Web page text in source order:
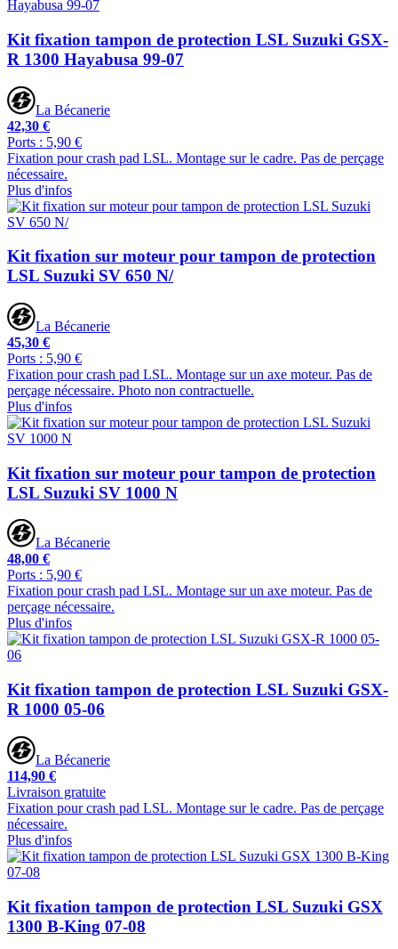
Kit fixation tampon de protection LSL Suzuki GSX-
R 1300 Hayabusa 99-07
La Bécanerie
42,30 €
Ports : 5,90 €
Fixation pour crash pad LSL. Montage sur le cadre. Pas de perçage
nécessaire.
Plus d'infos
Kit fixation sur moteur pour tampon de protection
LSL Suzuki SV 650 N/
La Bécanerie
45,30 €
Ports : 5,90 €
Fixation pour crash pad LSL. Montage sur un axe moteur. Pas de
perçage nécessaire. Photo non contractuelle.
Plus d'infos
Kit fixation sur moteur pour tampon de protection
LSL Suzuki SV 1000 N
La Bécanerie
48,00 €
Ports : 5,90 €
Fixation pour crash pad LSL. Montage sur un axe moteur. Pas de
perçage nécessaire.
Plus d'infos
Kit fixation tampon de protection LSL Suzuki GSX-
R 1000 05-06
La Bécanerie
114,90 €
Livraison gratuite
Fixation pour crash pad LSL. Montage sur le cadre. Pas de perçage
nécessaire.
Plus d'infos
Kit fixation tampon de protection LSL Suzuki GSX
1300 B-King 07-08